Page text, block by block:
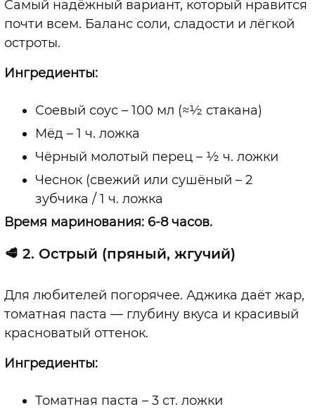
Самый надёжный вариант, который нравится
почти всем. Баланс соли, сладости и лёгкой
остроты.
Ингредиенты:
Соевый соус – 100 мл (≈½ стакана)
Мёд – 1 ч. ложка
Чёрный молотый перец – ½ ч. ложки
Чеснок (свежий или сушёный – 2
зубчика / 1 ч. ложка
Время маринования: 6-8 часов.
🥩 2. Острый (пряный, жгучий)
Для любителей погорячее. Аджика даёт жар,
томатная паста — глубину вкуса и красивый
красноватый оттенок.
Ингредиенты:
Томатная паста – 3 ст. ложки